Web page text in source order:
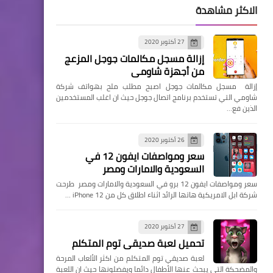
الاكثر مشاهدة
27 أكتوبر 2020
إزالة مسجل مكالمات جوجل المزعج
من أجهزة شاومي
إزالة مسجل مكالمات جوجل اصبح مطلب ملح بهواتف شركة
شاومي التي تستخدم برنامج اتصال جوجل حيث ان اغلب المستخدمين
الذين فع…
26 أكتوبر 2020
سعر ومواصفات ايفون 12 في
السعودية والامارات ومصر
سعر ومواصفات ايفون 12 برو في السعودية والامارات ومصر طرحت
شركة ابل الامريكية هاتها الرائد اثناء اطلاق كل من iPhone 12 …
27 أكتوبر 2020
تحميل لعبة صديقي توم المتكلم
لعبة صديقي توم المتكلم من اكثر الألعاب المرحة
والمضحكة التي يبحث عنها الأطفال دائما ويفضلونها حيث ان اللعبة